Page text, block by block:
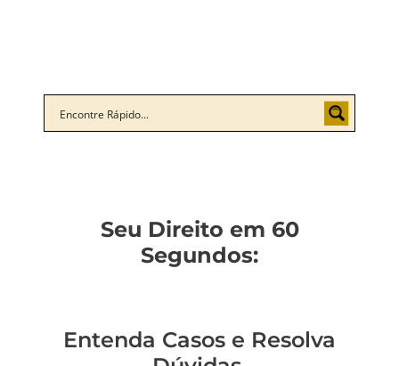
Seu Direito em 60
Segundos:
Entenda Casos e Resolva